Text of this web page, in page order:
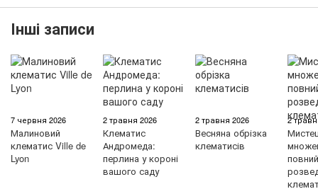
Інші записи
7 червня 2026
Малиновий
клематис Ville de
Lyon
2 травня 2026
Клематис
Андромеда:
перлина у короні
вашого саду
2 травня 2026
Весняна обрізка
клематисів
2
повний